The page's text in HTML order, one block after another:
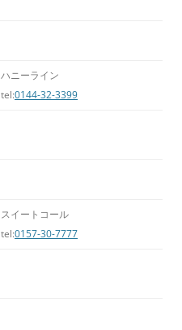
ハニーライン
tel:0144-32-3399
スイートコール
tel:0157-30-7777